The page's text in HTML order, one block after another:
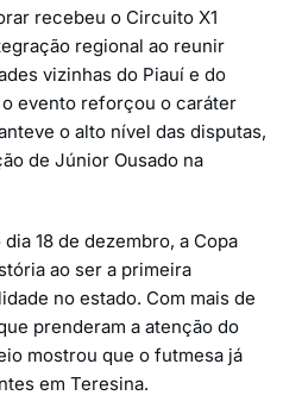
recebeu o Circuito X1
regional ao reunir
vizinhas do Piauí e do
evento reforçou o caráter
o alto nível das disputas,
de Júnior Ousado na
18 de dezembro, a Copa
ao ser a primeira
no estado. Com mais de
prenderam a atenção do
mostrou que o futmesa já
em Teresina.